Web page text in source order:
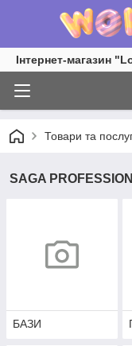
Інтернет-магазин
Товари та
SAGA
БАЗИ